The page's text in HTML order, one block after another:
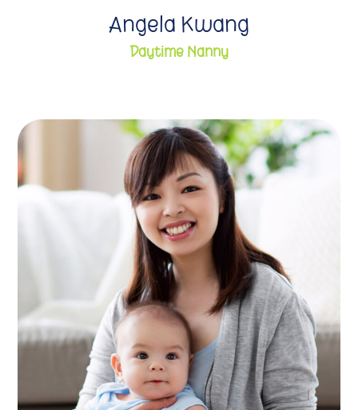
Angela Kwang
Daytime Nanny